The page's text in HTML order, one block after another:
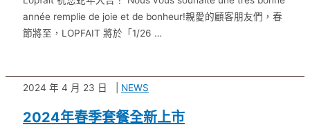
année remplie de joie et de bonheur!親愛的顧客朋友們，春
節將至，LOPFAIT 將於「1/26 …
2024年春季套餐全新上市
2024 年 4 月 23 日 NEWS